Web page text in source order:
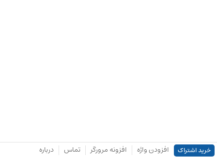
خرید اشتراک افزودن واژه افزونه مرورگر تماس درباره